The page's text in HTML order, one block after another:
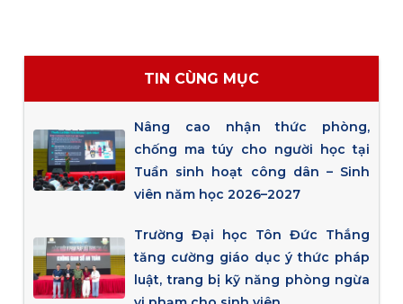
TIN CÙNG MỤC
Nâng cao nhận thức phòng,
chống ma túy cho người học tại
Tuần sinh hoạt công dân – Sinh
viên năm học 2026–2027
Trường Đại học Tôn Đức Thắng
tăng cường giáo dục ý thức pháp
luật, trang bị kỹ năng phòng ngừa